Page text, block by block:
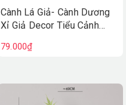
Cành Lá Giả- Cành Dương
Xỉ Giả Decor Tiểu Cảnh
79.000₫